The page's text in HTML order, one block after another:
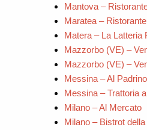
Mantova –
Maratea –
Matera – La Latteria
Mazzorbo (VE) –
Mazzorbo (VE) –
Messina – Al Padrino
Messina – Trattoria
Milano – Al Mercato
Milano – Bistrot